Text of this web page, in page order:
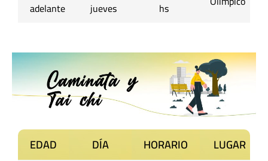
adelante
jueves
hs
EDAD DÍA HORARIO LUGAR